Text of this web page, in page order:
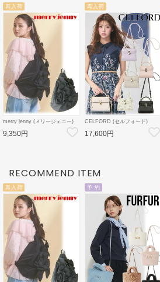
再入荷
merry jenny (メリージェニー)
ribbonワンショルダーバッグ 26
春夏4【2825419005】ハンド・
ショルダーバッグ
9,350円
再入荷
CELFORD (セルフォード)
【リュタン】 ビジュースタッズ
ポシェット 26春夏
3【CWGB259502
17,600円
RECOMMEND ITEM
再入荷 予 約